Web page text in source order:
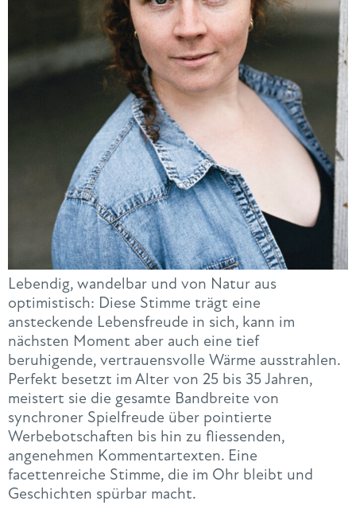
Lebendig, wandelbar und von Natur aus
optimistisch: Diese Stimme trägt eine
ansteckende Lebensfreude in sich, kann im
nächsten Moment aber auch eine tief
beruhigende, vertrauensvolle Wärme ausstrahlen.
Perfekt besetzt im Alter von 25 bis 35 Jahren,
meistert sie die gesamte Bandbreite von
synchroner Spielfreude über pointierte
Werbebotschaften bis hin zu fliessenden,
angenehmen Kommentartexten. Eine
facettenreiche Stimme, die im Ohr bleibt und
Geschichten spürbar macht.